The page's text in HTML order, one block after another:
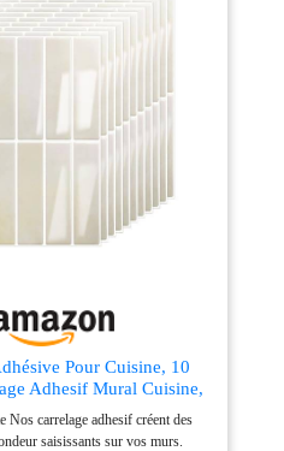
Pour Cuisine, 10
Adhesif Mural Cuisine,
Mural Salle de Bain,
Murale Imperméable
Nos carrelage adhesif créent des
saisissants sur vos murs.